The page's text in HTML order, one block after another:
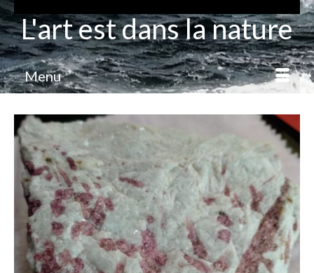
L'art est dans la nature
Menu